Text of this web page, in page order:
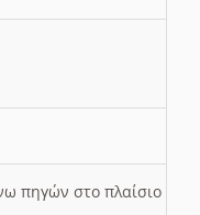
πηγών στο πλαίσιο